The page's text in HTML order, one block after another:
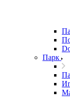
Парк